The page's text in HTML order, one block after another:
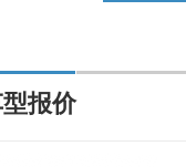
报价